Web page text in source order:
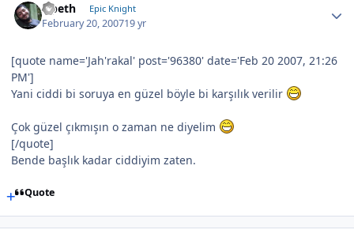
Opeth Epic Knight
February 20, 200719 yr
[quote name='Jah'rakal' post='96380' date='Feb 20 2007, 21:26
PM']
Yani ciddi bi soruya en güzel böyle bi karşılık verilir
Çok güzel çıkmışın o zaman ne diyelim
[/quote]
Bende başlık kadar ciddiyim zaten.
Quote